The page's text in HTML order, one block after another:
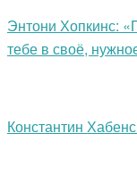
Энтони Хопкинс:
тебе в своё,
Константин